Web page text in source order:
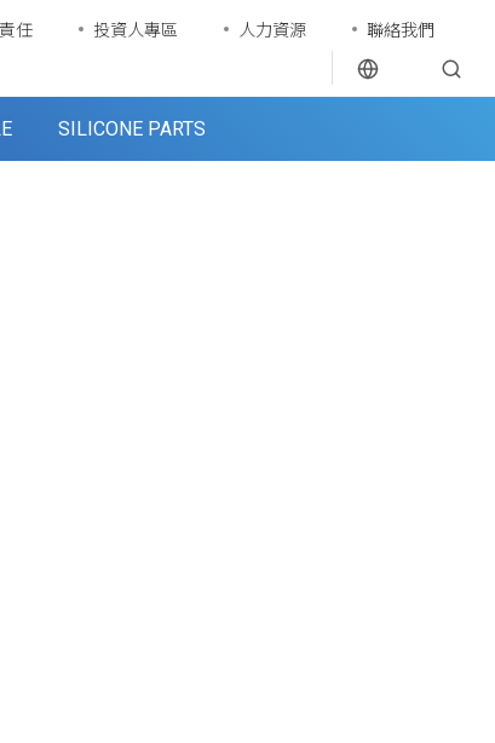
任 投資人專區 人力資源 聯絡我們
SILICONE PARTS